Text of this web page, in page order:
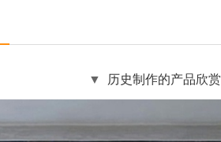
▼ 历史制作的产品欣赏